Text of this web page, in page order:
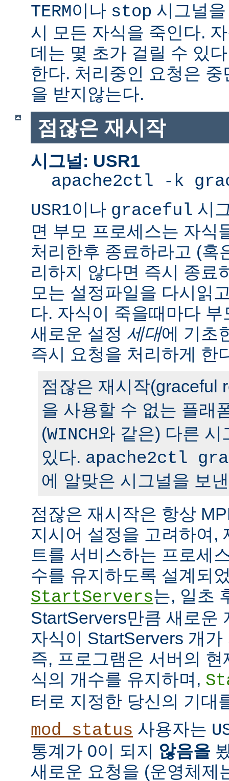
TERM이나 stop 시그널
시 모든 자식을 죽인다.
데는 몇 초가 걸릴 수 있
한다. 처리중인 요청은
을 받지않는다.
점잖은 재시작
시그널: USR1
apache2ctl -k
USR1이나 graceful 시
면 부모 프로세스는 자식
처리한후 종료하라고 (혹
리하지 않다면 즉시 종료
모는 설정파일을 다시읽
다. 자식이 죽을때마다
새로운 설정 세대에 기초
즉시 요청을 처리하게 한
점잖은 재시작(graceful
을 사용할 수 없는 플래
(WINCH와 같은) 다른 시
있다. apache2ctl
에 알맞은 시그널을 보
점잖은 재시작은 항상
지시어 설정을 고려하여,
트를 서비스하는 프로세
수를 유지하도록 설계되
StartServers는, 일초
StartServers만큼 새로운
자식이 StartServers 개
즉, 프로그램은 서버의
식의 개수를 유지하며,
터로 지정한 당신의 기대
mod_status 사용자는
통계가 0이 되지 않음을
새로운 요청을 (운영체제